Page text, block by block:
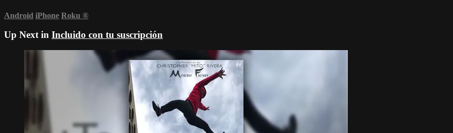
Android iPhone Roku ®
Up Next in Incluido con tu suscripción